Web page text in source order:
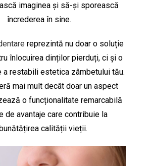
imaginea și să-și sporească
încrederea în sine.
reprezintă nu doar o soluție
înlocuirea dinților pierduți, ci și o
a restabili estetica zâmbetului tău.
mai mult decât doar un aspect
o funcționalitate remarcabilă
de avantaje care contribuie la
calității vieții.